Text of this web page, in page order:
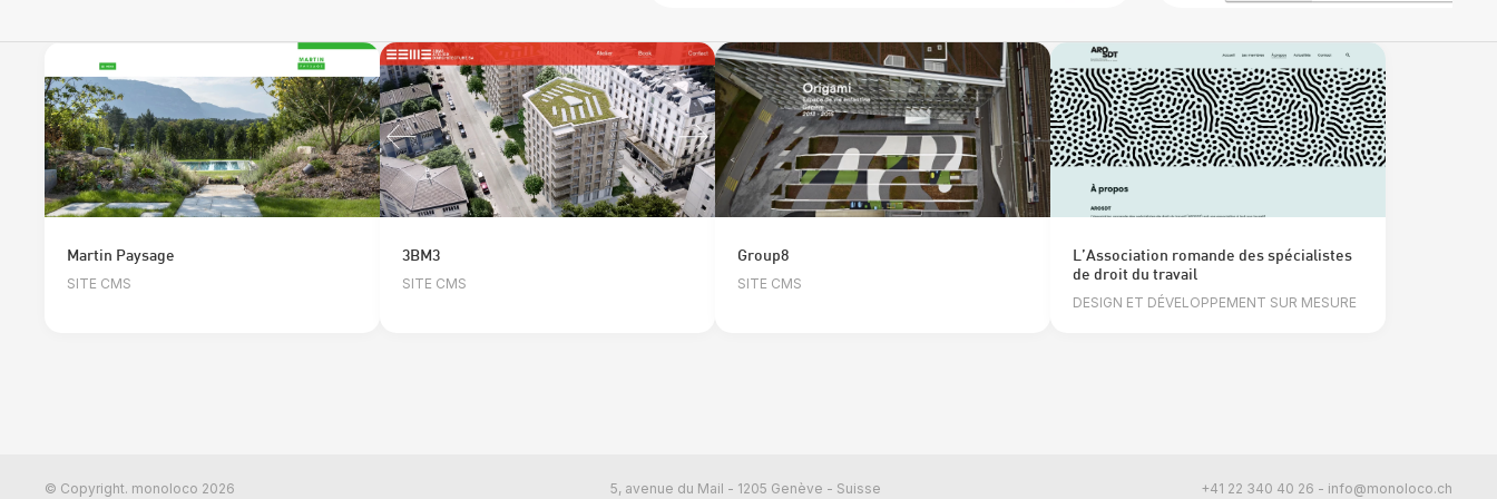
Martin Paysage
SITE CMS
3BM3
SITE CMS
Group8
SITE CMS
L’Association romande des spécialistes
de droit du travail
DESIGN ET DÉVELOPPEMENT SUR MESURE
© Copyright. monoloco 2026 5, avenue du Mail - 1205 Genève - Suisse +41 22 340 40 26 - info@monoloco.ch